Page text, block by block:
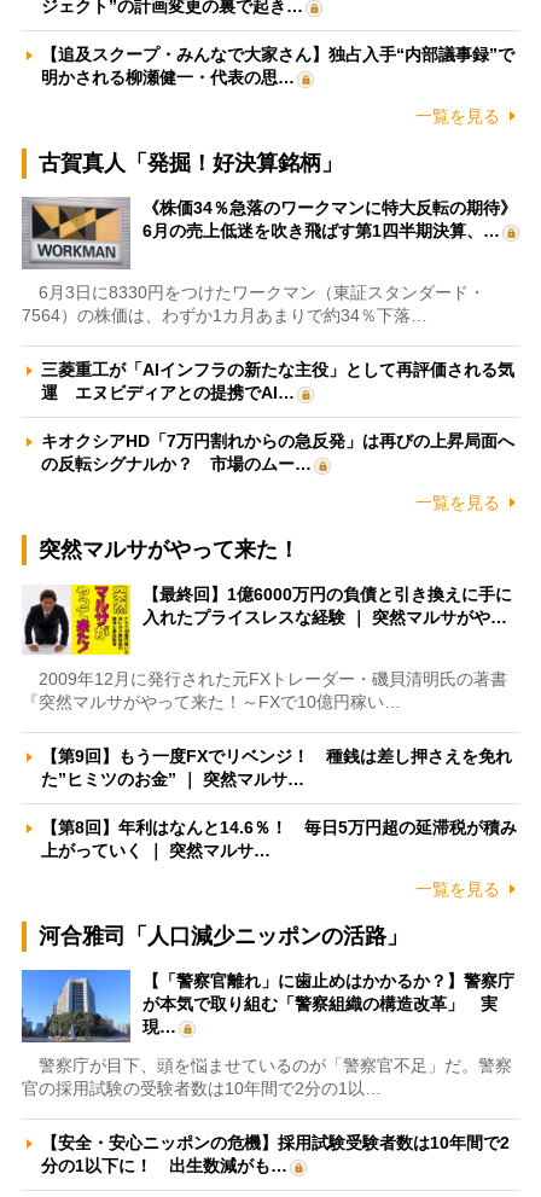
ジェクト”の計画変更の裏で起き…
【追及スクープ・みんなで大家さん】独占入手“内部議事録”で
明かされる柳瀬健一・代表の思…
一覧を見る
古賀真人「発掘！好決算銘柄」
《株価34％急落のワークマンに特大反転の期待》
6月の売上低迷を吹き飛ばす第1四半期決算、…
6月3日に8330円をつけたワークマン（東証スタンダード・
7564）の株価は、わずか1カ月あまりで約34％下落…
三菱重工が「AIインフラの新たな主役」として再評価される気
運 エヌビディアとの提携でAI…
キオクシアHD「7万円割れからの急反発」は再びの上昇局面へ
の反転シグナルか？ 市場のムー…
一覧を見る
突然マルサがやって来た！
【最終回】1億6000万円の負債と引き換えに手に
入れたプライスレスな経験 ｜ 突然マルサがや…
2009年12月に発行された元FXトレーダー・磯貝清明氏の著書
『突然マルサがやって来た！～FXで10億円稼い…
【第9回】もう一度FXでリベンジ！ 種銭は差し押さえを免れ
た”ヒミツのお金” ｜ 突然マルサ…
【第8回】年利はなんと14.6％！ 毎日5万円超の延滞税が積み
上がっていく ｜ 突然マルサ…
一覧を見る
河合雅司「人口減少ニッポンの活路」
【「警察官離れ」に歯止めはかかるか？】警察庁
が本気で取り組む「警察組織の構造改革」 実
現…
警察庁が目下、頭を悩ませているのが「警察官不足」だ。警察
官の採用試験の受験者数は10年間で2分の1以…
【安全・安心ニッポンの危機】採用試験受験者数は10年間で2
分の1以下に！ 出生数減がも…